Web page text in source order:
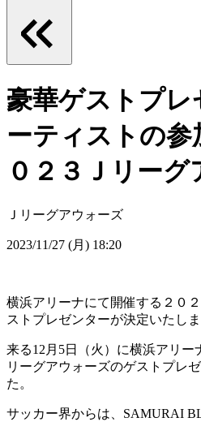
豪華ゲストプレ
ーティストの参
０２３Ｊリーグ
Ｊリーグアウォーズ
2023/11/27 (月) 18:20
横浜アリーナにて開催する２０
ストプレゼンターが決定いたし
来る12月5日（火）に横浜アリー
リーグアウォーズのゲストプレ
た。
サッカー界からは、SAMURAI